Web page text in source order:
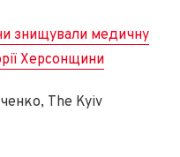
знищували медичну
Херсонщини
The Kyiv